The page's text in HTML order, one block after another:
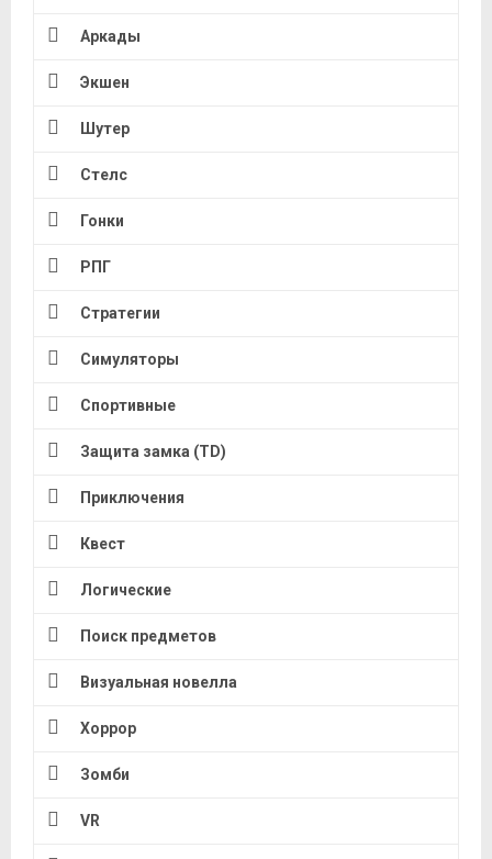
Аркады
Экшен
Шутер
Стелс
Гонки
РПГ
Стратегии
Симуляторы
Спортивные
Защита замка (TD)
Приключения
Квест
Логические
Поиск предметов
Визуальная новелла
Хоррор
Зомби
VR